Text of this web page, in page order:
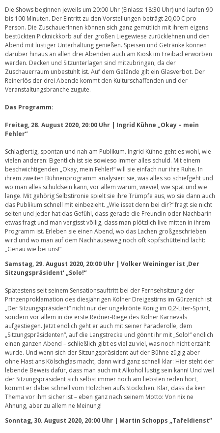
Die Shows beginnen jeweils um 20:00 Uhr (Einlass: 18:30 Uhr) und laufen 90
bis 100 Minuten. Der Eintritt zu den Vorstellungen beträgt 20,00 € pro
Person. Die ZuschauerInnen können sich ganz gemütlich mit ihrem eigens
bestückten Picknickkorb auf der großen Liegewiese zurücklehnen und den
Abend mit lustiger Unterhaltung genießen. Speisen und Getränke können
darüber hinaus an allen drei Abenden auch am Kiosk im Freibad erworben
werden. Decken und Sitzunterlagen sind mitzubringen, da der
Zuschauerraum unbestuhlt ist. Auf dem Gelände gilt ein Glasverbot. Der
Reinerlös der drei Abende kommt den Kulturschaffenden und der
Veranstaltungsbranche zugute.
Das Programm:
Freitag, 28. August 2020, 20:00 Uhr | Ingrid Kühne „Okay – mein
Fehler“
Schlagfertig, spontan und nah am Publikum. Ingrid Kühne geht es wohl, wie
vielen anderen: Eigentlich ist sie sowieso immer alles schuld. Mit einem
beschwichtigenden „Okay, mein Fehler!“ will sie einfach nur ihre Ruhe. In
ihrem zweiten Bühnenprogramm analysiert sie, was alles so schiefgeht und
wo man alles schuldsein kann, vor allem warum, wieviel, wie spät und wie
lange. Mit gehörig Selbstironie spielt sie ihre Trümpfe aus, wo sie dann auch
das Publikum schnell mit einbezieht. „Wie isset denn bei dir?“ fragt sie nicht
selten und jeder hat das Gefühl, dass gerade die Freundin oder Nachbarin
etwas fragt und man vergisst völlig, dass man plötzlich live mitten in ihrem
Programm ist. Erleben sie einen Abend, wo das Lachen großgeschrieben
wird und wo man auf dem Nachhauseweg noch oft kopfschüttelnd lacht:
„Genau wie bei uns!“
Samstag, 29. August 2020, 20:00 Uhr | Volker Weininger ist ‚Der
Sitzungspräsident‘ „Solo!“
Spätestens seit seinem Sensationsauftritt bei der Fernsehsitzung der
Prinzenproklamation des diesjährigen Kölner Dreigestirns im Gürzenich ist
„Der Sitzungspräsident“ nicht nur der ungekrönte König im 0,2-Liter-Sprint,
sondern vor allem in die erste Redner-Riege des Kölner Karnevals
aufgestiegen. Jetzt endlich geht er auch mit seiner Paraderolle, dem
„Sitzungspräsidenten“, auf die Langstrecke und gönnt ihr mit „Solo!“ endlich
einen ganzen Abend – schließlich gibt es viel zu viel, was noch nicht erzählt
wurde. Und wenn sich der Sitzungspräsident auf der Bühne zügig aber
ohne Hast ans Kölschglas macht, dann wird ganz schnell klar: Hier steht der
lebende Beweis dafür, dass man auch mit Alkohol lustig sein kann! Und weil
der Sitzungspräsident sich selbst immer noch am liebsten reden hört,
kommt er dabei schnell vom Hölzchen aufs Stöckchen. Klar, dass da kein
Thema vor ihm sicher ist – eben ganz nach seinem Motto: Von nix ne
Ahnung, aber zu allem ne Meinung!
Sonntag, 30. August 2020, 20:00 Uhr | Martin Schopps „Tafeldienst“